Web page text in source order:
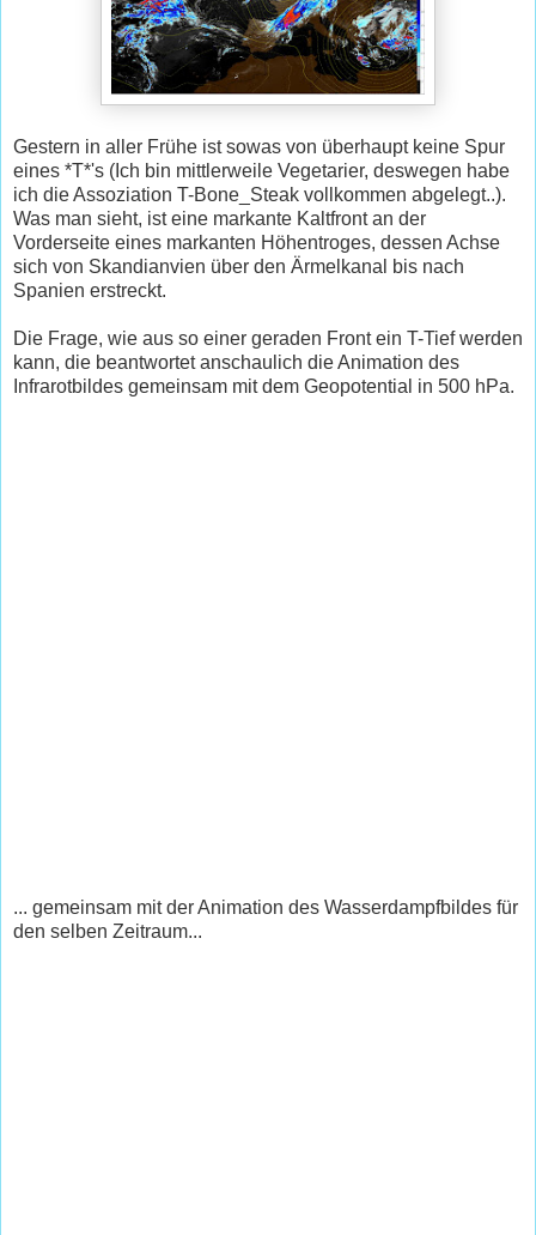
Gestern in aller Frühe ist sowas von überhaupt keine Spur
eines *T*'s (Ich bin mittlerweile Vegetarier, deswegen habe
ich die Assoziation T-Bone_Steak vollkommen abgelegt..).
Was man sieht, ist eine markante Kaltfront an der
Vorderseite eines markanten Höhentroges, dessen Achse
sich von Skandianvien über den Ärmelkanal bis nach
Spanien erstreckt.
Die Frage, wie aus so einer geraden Front ein T-Tief werden
kann, die beantwortet anschaulich die Animation des
Infrarotbildes gemeinsam mit dem Geopotential in 500 hPa.
... gemeinsam mit der Animation des Wasserdampfbildes für
den selben Zeitraum...